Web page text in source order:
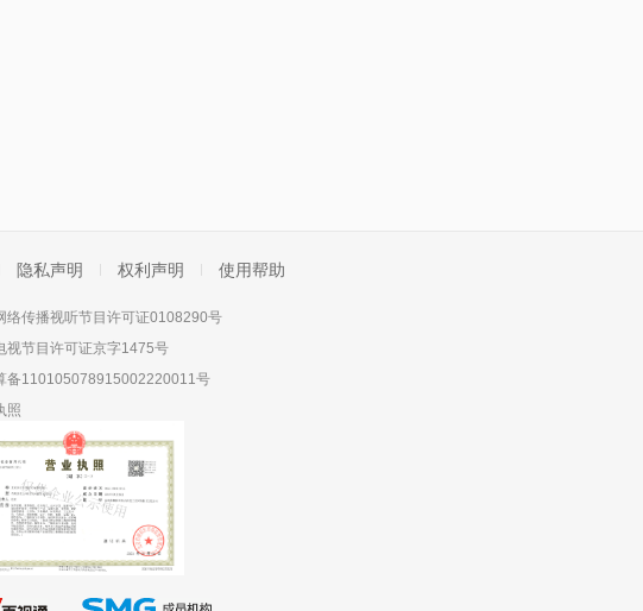
隐私声明 权利声明 使用帮助
络传播视听节目许可证0108290号
视节目许可证京字1475号
备110105078915002220011号
照